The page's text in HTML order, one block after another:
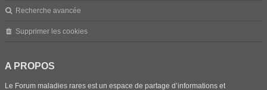
Recherche avancée
Supprimer les cookies
A PROPOS
Le Forum maladies rares est un espace de partage d’informations et